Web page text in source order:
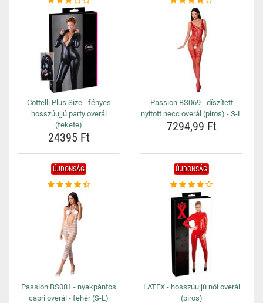
Cottelli Plus Size - fényes
hosszúujjú party overál
(fekete)
24395 Ft
Passion BS069 - díszített
nyitott necc overál (piros) - S-L
7294,99 Ft
ÚJDONSÁG
Passion BS081 - nyakpántos
capri overál - fehér (S-L)
ÚJDONSÁG
LATEX - hosszúujjú női overál
(piros)